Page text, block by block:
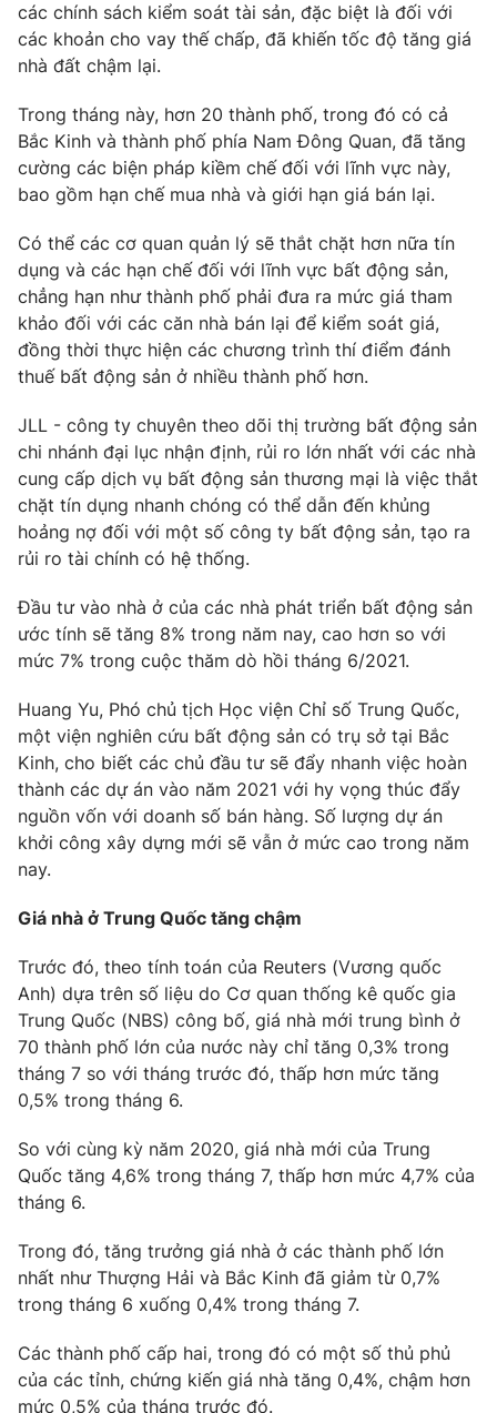
Video Shorts video
VTV Sức khoẻ Bất động sản
VTV4 Vươn mình bằng AI
VTV9 VTV8
THỜI BÁO VTV
Cơ quan chủ quản:Đài Truyền hình Việt Nam
Giấy phép hoạt động báo in và báo điện tử số 483/GP-BTTTT
cấp ngày 29/12/2023
Tổng Biên tập:Vũ Thanh Thủy
Phó Tổng Biên tập:
Nguyễn Thị Mỹ Hạnh, Phạm Quốc Thắng,
Nguyễn Trọng Ninh
Tổng đài VTV:024.38 355 931 - 024.38 355 932
Ðiện thoại Thời báo VTV:
Email:toasoan@vtv.vn
® Cấm sao chép dưới mọi hình thức nếu không có sự chấp
thuận bằng văn bản. Ghi rõ nguồn VTV.vn khi phát hành lại
thông tin từ website này.
các chính sách kiểm soát tài sản, đặc biệt là đối với
các khoản cho vay thế chấp, đã khiến tốc độ tăng giá
nhà đất chậm lại.
Trong tháng này, hơn 20 thành phố, trong đó có cả
Bắc Kinh và thành phố phía Nam Đông Quan, đã tăng
cường các biện pháp kiềm chế đối với lĩnh vực này,
bao gồm hạn chế mua nhà và giới hạn giá bán lại.
Có thể các cơ quan quản lý sẽ thắt chặt hơn nữa tín
dụng và các hạn chế đối với lĩnh vực bất động sản,
chẳng hạn như thành phố phải đưa ra mức giá tham
khảo đối với các căn nhà bán lại để kiểm soát giá,
đồng thời thực hiện các chương trình thí điểm đánh
thuế bất động sản ở nhiều thành phố hơn.
JLL - công ty chuyên theo dõi thị trường bất động sản
chi nhánh đại lục nhận định, rủi ro lớn nhất với các nhà
cung cấp dịch vụ bất động sản thương mại là việc thắt
chặt tín dụng nhanh chóng có thể dẫn đến khủng
hoảng nợ đối với một số công ty bất động sản, tạo ra
rủi ro tài chính có hệ thống.
Đầu tư vào nhà ở của các nhà phát triển bất động sản
ước tính sẽ tăng 8% trong năm nay, cao hơn so với
mức 7% trong cuộc thăm dò hồi tháng 6/2021.
Huang Yu, Phó chủ tịch Học viện Chỉ số Trung Quốc,
một viện nghiên cứu bất động sản có trụ sở tại Bắc
Kinh, cho biết các chủ đầu tư sẽ đẩy nhanh việc hoàn
thành các dự án vào năm 2021 với hy vọng thúc đẩy
nguồn vốn với doanh số bán hàng. Số lượng dự án
khởi công xây dựng mới sẽ vẫn ở mức cao trong năm
nay.
Giá nhà ở Trung Quốc tăng chậm
Trước đó, theo tính toán của Reuters (Vương quốc
Anh) dựa trên số liệu do Cơ quan thống kê quốc gia
Trung Quốc (NBS) công bố, giá nhà mới trung bình ở
70 thành phố lớn của nước này chỉ tăng 0,3% trong
tháng 7 so với tháng trước đó, thấp hơn mức tăng
0,5% trong tháng 6.
So với cùng kỳ năm 2020, giá nhà mới của Trung
Quốc tăng 4,6% trong tháng 7, thấp hơn mức 4,7% của
tháng 6.
Trong đó, tăng trưởng giá nhà ở các thành phố lớn
nhất như Thượng Hải và Bắc Kinh đã giảm từ 0,7%
trong tháng 6 xuống 0,4% trong tháng 7.
Các thành phố cấp hai, trong đó có một số thủ phủ
của các tỉnh, chứng kiến giá nhà tăng 0,4%, chậm hơn
mức 0,5% của tháng trước đó.